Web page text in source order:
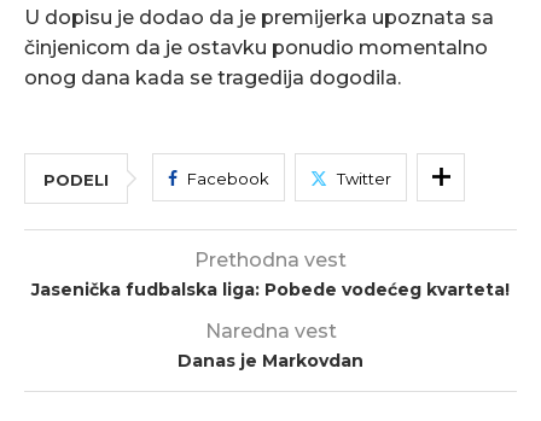
U dopisu je dodao da je premijerka upoznata sa
činjenicom da je ostavku ponudio momentalno
onog dana kada se tragedija dogodila.
PODELI Facebook Twitter
Prethodna vest
Jasenička fudbalska liga: Pobede vodećeg kvarteta!
Naredna vest
Danas je Markovdan